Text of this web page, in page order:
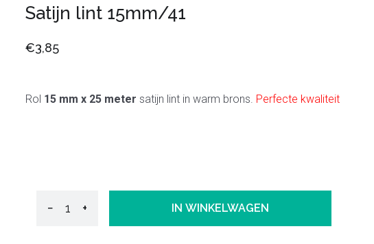
Satijn lint 15mm/41
€3,85
Rol 15 mm x 25 meter satijn lint in warm brons. Perfecte kwaliteit
− + IN WINKELWAGEN